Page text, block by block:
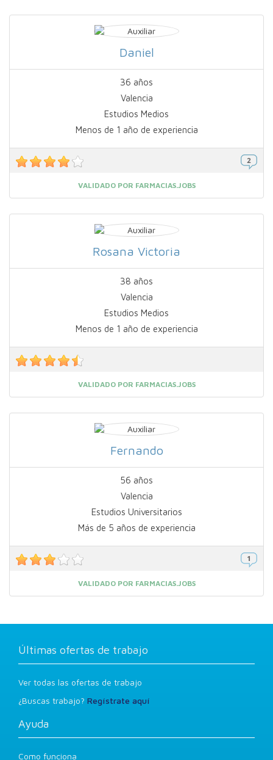
Daniel
36 años
Valencia
Estudios Medios
Menos de 1 año de experiencia
VALIDADO POR FARMACIAS.JOBS
Rosana Victoria
38 años
Valencia
Estudios Medios
Menos de 1 año de experiencia
VALIDADO POR FARMACIAS.JOBS
Fernando
56 años
Valencia
Estudios Universitarios
Más de 5 años de experiencia
VALIDADO POR FARMACIAS.JOBS
Últimas ofertas de trabajo
Ver todas las ofertas de trabajo
¿Buscas trabajo? Regístrate aquí
Ayuda
Como funciona